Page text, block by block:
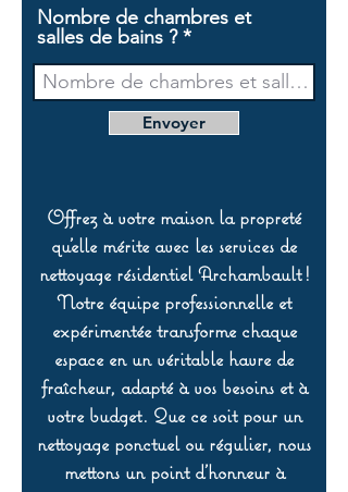
Nombre de chambres et
salles de bains ?
Envoyer
Offrez à votre maison la propreté
qu’elle mérite avec les services de
nettoyage résidentiel Archambault !
Notre équipe professionnelle et
expérimentée transforme chaque
espace en un véritable havre de
fraîcheur, adapté à vos besoins et à
votre budget. Que ce soit pour un
nettoyage ponctuel ou régulier, nous
mettons un point d’honneur à